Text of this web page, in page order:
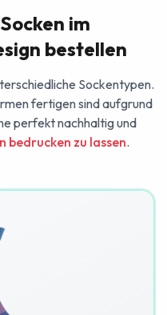
im
bestellen
Sockentypen.
fertigen sind aufgrund
perfekt nachhaltig und
bedrucken zu lassen.